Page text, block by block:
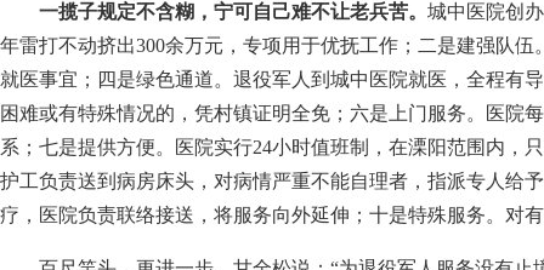
一揽子规定不含糊，宁可自己难不让老兵苦。 城中医院创
年雷打不动挤出300余万元，专项用于优抚工作；二是建强队
就医事宜；四是绿色通道。退役军人到城中医院就医，全程有
困难或有特殊情况的，凭村镇证明全免；六是上门服务。医院
系；七是提供方便。医院实行24小时值班制，在溧阳范围内，
护工负责送到病房床头，对病情严重不能自理者，指派专人给
疗，医院负责联络接送，将服务向外延伸；十是特殊服务。对